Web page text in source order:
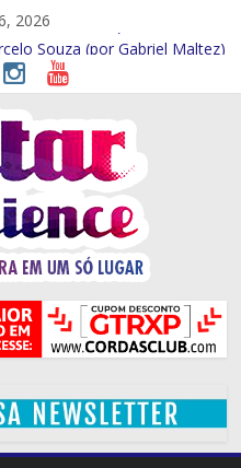
2026
Gabriel Maltez)
Souza (por Gabriel Maltez)
Rodrigues (Por Rafael Ferraz)
Garcia (Por Rafael Ferraz)
Gabriel Maltez)